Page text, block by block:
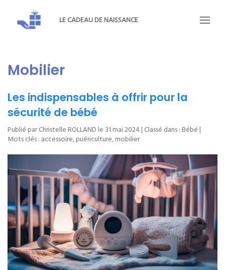
LE CADEAU DE NAISSANCE
Mobilier
Les indispensables à offrir pour la
sécurité de bébé
Publié par Christelle ROLLAND le 31 mai 2024| Classé dans : Bébé |
Mots clés : accessoire,puériculture,mobilier